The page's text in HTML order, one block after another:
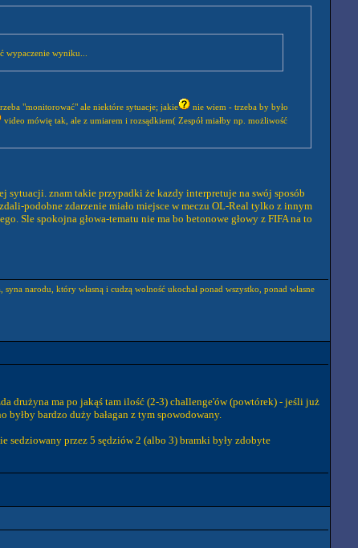
wypaczenie wyniku...
"monitorować" ale niektóre sytuacje; jakie
nie wiem - trzeba by było
video mówię tak, ale z umiarem i rozsądkiem( Zespół miałby np. możliwość
sytuacji. znam takie przypadki że kazdy interpretuje na swój sposób
podobne zdarzenie miało miejsce w meczu OL-Real tylko z innym
Sle spokojna głowa-tematu nie ma bo betonowe głowy z FIFA na to
narodu, który własną i cudzą wolność ukochał ponad wszystko, ponad własne
drużyna ma po jakąś tam ilość (2-3) challenge'ów (powtórek) - jeśli już
byłby bardzo duży bałagan z tym spowodowany.
sedziowany przez 5 sędziów 2 (albo 3) bramki były zdobyte